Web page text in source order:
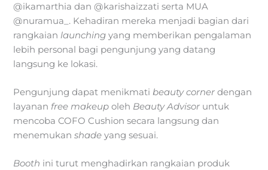
@ikamarthia dan @karishaizzati serta MUA
@nuramua_. Kehadiran mereka menjadi bagian dari
rangkaianlaunchingyang memberikan pengalaman
lebih personal bagi pengunjung yang datang
langsung ke lokasi.
Pengunjung dapat menikmatibeauty corner dengan
layanan free makeup oleh Beauty Advisor untuk
mencoba COFO Cushion secara langsung dan
menemukanshadeyang sesuai.
Booth ini turut menghadirkan rangkaian produk